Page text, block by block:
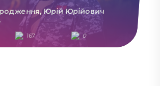
Юрій Юрійович
167 0